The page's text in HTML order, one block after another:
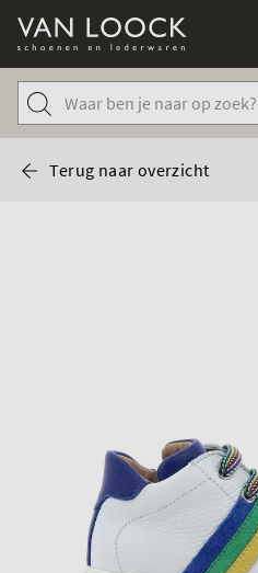
Terug naar overzicht